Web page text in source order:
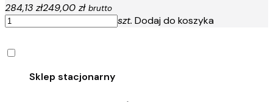
284,13 zł249,00 zł brutto
szt. Dodaj do koszyka